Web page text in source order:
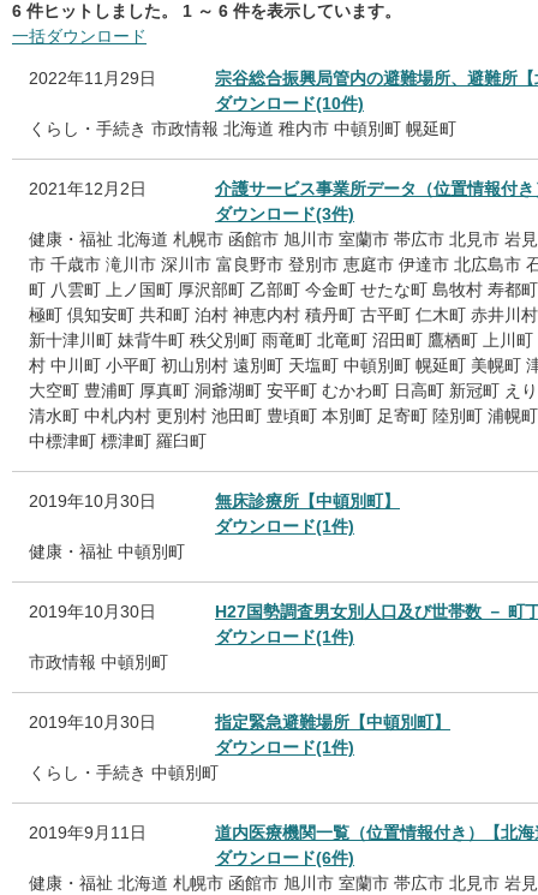
6 件ヒットしました。 1 ～ 6 件を表示しています。
一括ダウンロード
2022年11月29日
宗谷総合振興局管内の避難場所、避難所
ダウンロード(10件)
くらし・手続き 市政情報 北海道 稚内市 中頓別町 幌延町
2021年12月2日
介護サービス事業所データ（位置情報付
ダウンロード(3件)
健康・福祉 北海道 札幌市 函館市 旭川市 室蘭市 帯広市 北見市 岩
市 千歳市 滝川市 深川市 富良野市 登別市 恵庭市 伊達市 北広島市
町 八雲町 上ノ国町 厚沢部町 乙部町 今金町 せたな町 島牧村 寿都町
極町 倶知安町 共和町 泊村 神恵内村 積丹町 古平町 仁木町 赤井川村
新十津川町 妹背牛町 秩父別町 雨竜町 北竜町 沼田町 鷹栖町
上川町
村 中川町 小平町 初山別村 遠別町 天塩町 中頓別町 幌延町 美幌町
大空町 豊浦町 厚真町 洞爺湖町 安平町 むかわ町 日高町 新冠町 え
清水町 中札内村 更別村 池田町 豊頃町 本別町 足寄町 陸別町 浦幌町
中標津町 標津町 羅臼町
2019年10月30日
無床診療所【中頓別町】
ダウンロード(1件)
健康・福祉 中頓別町
2019年10月30日
H27国勢調査男女別人口及び世帯数 － 町
ダウンロード(1件)
市政情報 中頓別町
2019年10月30日
指定緊急避難場所【中頓別町】
ダウンロード(1件)
くらし・手続き 中頓別町
2019年9月11日
道内医療機関一覧（位置情報付き）【北海
ダウンロード(6件)
健康・福祉 北海道 札幌市 函館市 旭川市 室蘭市 帯広市 北見市 岩